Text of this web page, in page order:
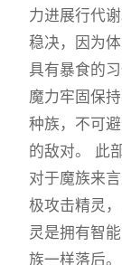
力进展行代
稳决，因为
具有暴食的
魔力牢固保
种族，不可
的敌对。 此
对于魔族来
极攻击精灵
灵是拥有智
族一样落后